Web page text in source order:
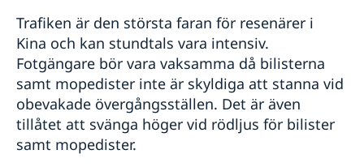
Trafiken är den största faran för resenärer i
Kina och kan stundtals vara intensiv.
Fotgängare bör vara vaksamma då bilisterna
samt mopedister inte är skyldiga att stanna vid
obevakade övergångsställen. Det är även
tillåtet att svänga höger vid rödljus för bilister
samt mopedister.